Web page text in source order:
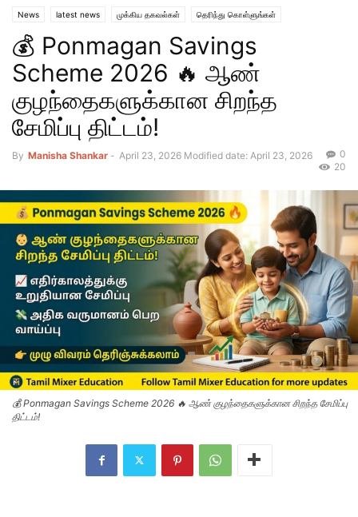
News latest news முக்கிய தகவல்கள் தெரிந்து கொள்ளுங்கள்
💰 Ponmagan Savings
Scheme 2026 🔥 ஆண்
குழந்தைகளுக்கான சிறந்த
சேமிப்பு திட்டம்!
By Manisha Shankar - April 23, 2026 Modified date: April 23, 2026
0
20
💰 Ponmagan Savings Scheme 2026 🔥 ஆண் குழந்தைகளுக்கான சிறந்த சேமிப்பு
திட்டம்!